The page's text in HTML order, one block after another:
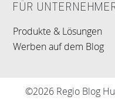
FÜR
Produkte & Lösungen
Werben auf dem Blog
©2026 Regio Blog